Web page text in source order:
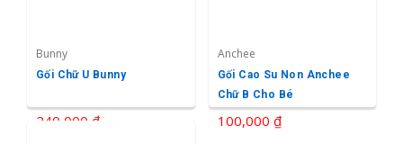
Bunny
Gối Chữ U Bunny
240,000 ₫
Anchee
Gối Cao Su Non Anchee
Chữ B Cho Bé
100,000 ₫